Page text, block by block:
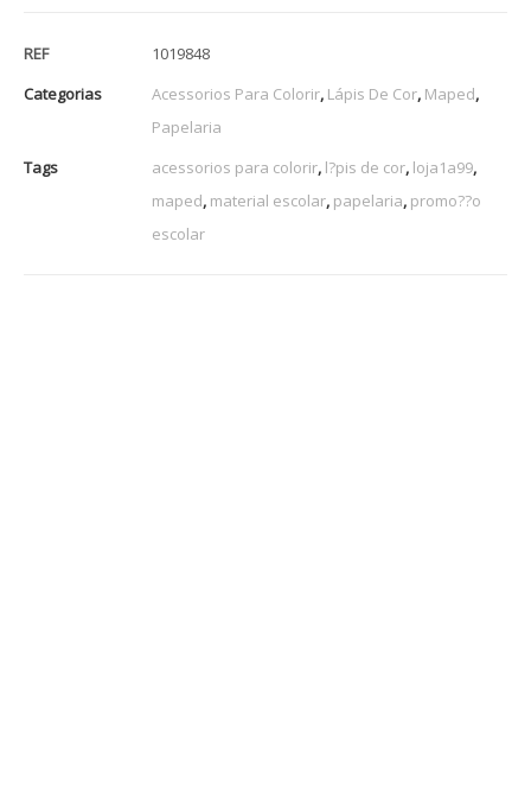
REF
1019848
Categorias
Acessorios Para Colorir, Lápis De Cor, Maped,
Papelaria
Tags
acessorios para colorir, l?pis de cor, loja1a99,
maped, material escolar, papelaria, promo??o
escolar